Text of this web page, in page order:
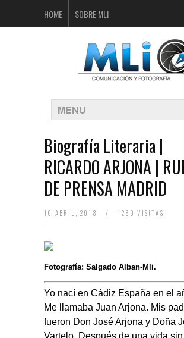
HOME SOBRE MLI
MENU
Biografía Literaria |
RICARDO ARJONA |
DE PRENSA MADRID
10 ABRIL, 2018 / 1280 VISITAS
Fotografía: Salgado Alban-Mli.
Yo nací en Cádiz España en el
Me llamaba Juan Arjona. Mis
fueron Don José Arjona y Doña